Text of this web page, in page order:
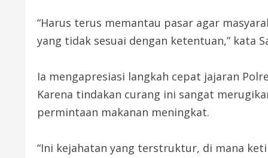
“Harus terus memantau pasar agar
yang tidak sesuai dengan ketentuan,” kata
Ia mengapresiasi langkah cepat jajaran
Karena tindakan curang ini sangat
permintaan makanan meningkat.
“Ini kejahatan yang terstruktur, di mana